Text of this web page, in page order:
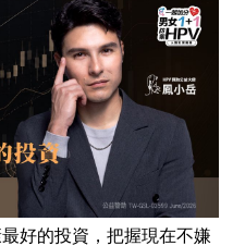
好的投資，把握現在不嫌